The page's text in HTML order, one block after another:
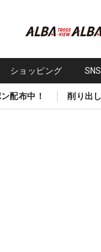
ショッピング
配布中！ 削り出